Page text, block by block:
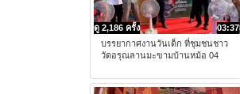
03:37
ดู 2,186 ครั้ง
บรรยากาศงานวันเด็ก ที่ชุมชนชาว
วัดอรุณลานมะขามบ้านหม้อ 04